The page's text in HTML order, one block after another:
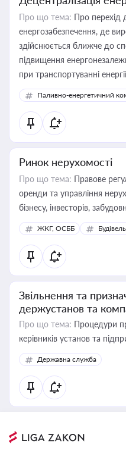
Про що тема: Про перехід
енергозабезпечення, де
здійснюється ближче до
підвищення
при транспортуванні
відновлюваних джерел
Паливно-енергетичний
Ринок нерухомості
Про що тема: Правове
оренди та управління
бізнесу, інвесторів,
ЖКГ, ОСББ
Звільнення та
держустанов та
Про що тема: Процедури
керівників установ та
Державна служба